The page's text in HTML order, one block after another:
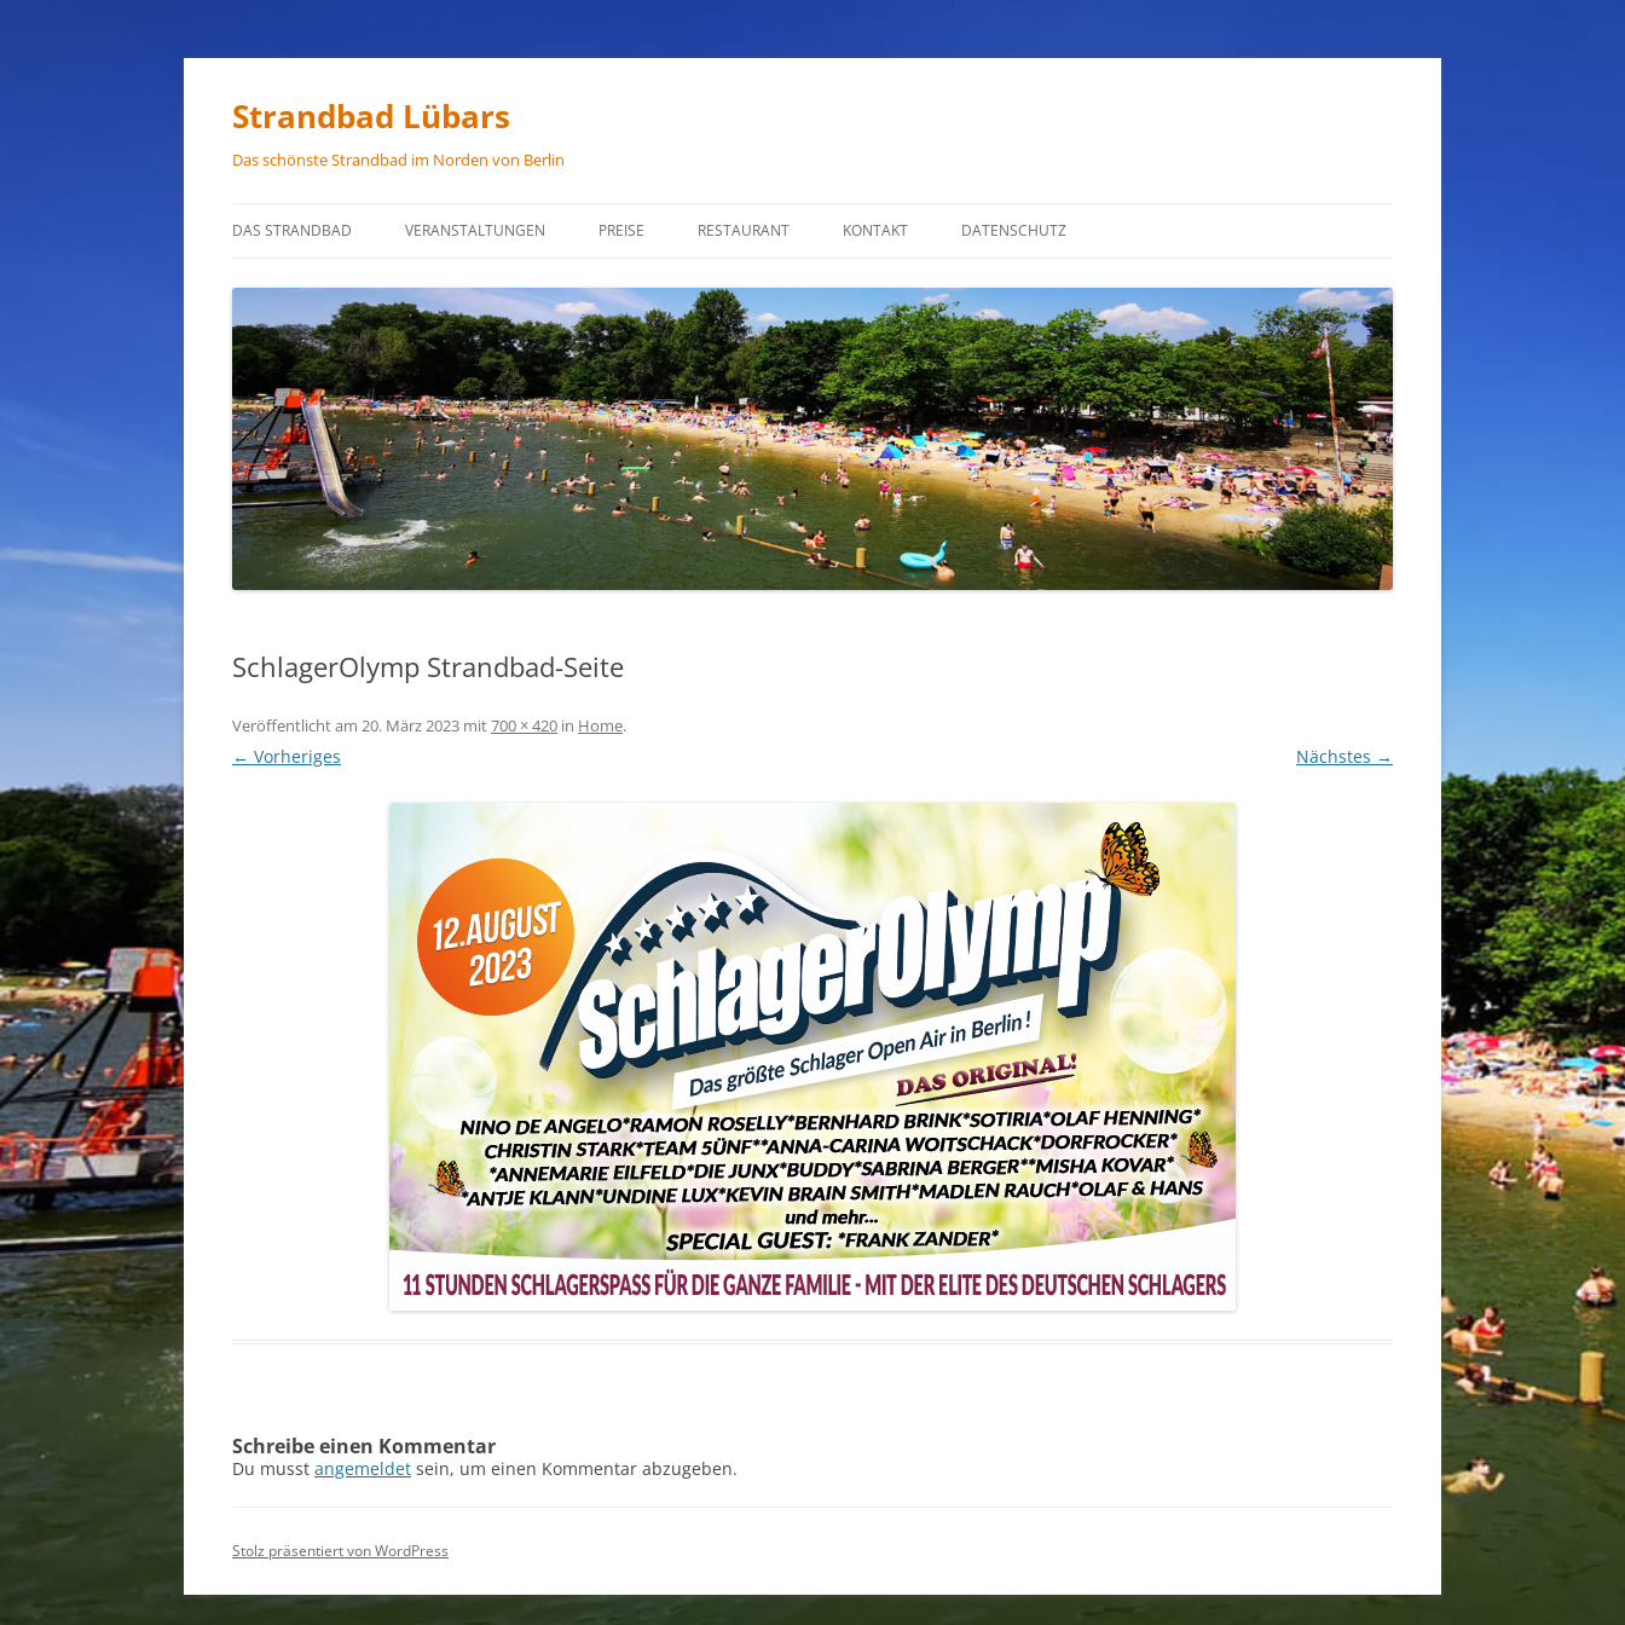
Zum
Strandbad Lübars
Das schönste Strandbad im Norden von Berlin
DAS STRANDBAD
ANFAHRT
HAUSORDNUNG
VERMIETUNG
PRESSEFOTOS
JOB-ANGEBOTE
VERANSTALTUNGEN PREISE RESTAURANT
ÖFFNUNGSZEITEN
PARTYSERVICE
RÄUMLICHKEITEN
KONTAKT DATENSCHUTZ
SchlagerOlymp Strandbad-Seite
Veröffentlicht am 20. März 2023 mit700 × 420 in Home.
← Vorheriges Nächstes →
Schreibe einen Kommentar
Du musst angemeldet sein, um einen Kommentar abzugeben.
Stolz präsentiert von WordPress